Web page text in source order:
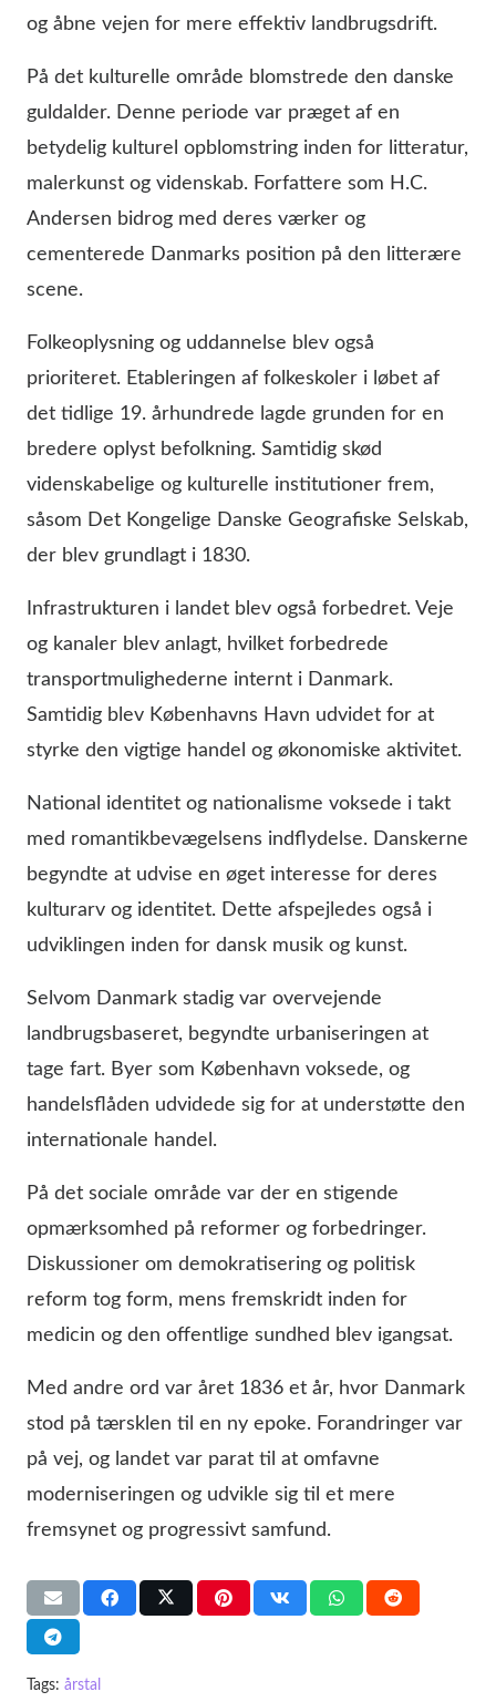
og åbne vejen for mere effektiv landbrugsdrift.
På det kulturelle område blomstrede den danske
guldalder. Denne periode var præget af en
betydelig kulturel opblomstring inden for litteratur,
malerkunst og videnskab. Forfattere som H.C.
Andersen bidrog med deres værker og
cementerede Danmarks position på den litterære
scene.
Folkeoplysning og uddannelse blev også
prioriteret. Etableringen af folkeskoler i løbet af
det tidlige 19. århundrede lagde grunden for en
bredere oplyst befolkning. Samtidig skød
videnskabelige og kulturelle institutioner frem,
såsom Det Kongelige Danske Geografiske Selskab,
der blev grundlagt i 1830.
Infrastrukturen i landet blev også forbedret. Veje
og kanaler blev anlagt, hvilket forbedrede
transportmulighederne internt i Danmark.
Samtidig blev Københavns Havn udvidet for at
styrke den vigtige handel og økonomiske aktivitet.
National identitet og nationalisme voksede i takt
med romantikbevægelsens indflydelse. Danskerne
begyndte at udvise en øget interesse for deres
kulturarv og identitet. Dette afspejledes også i
udviklingen inden for dansk musik og kunst.
Selvom Danmark stadig var overvejende
landbrugsbaseret, begyndte urbaniseringen at
tage fart. Byer som København voksede, og
handelsflåden udvidede sig for at understøtte den
internationale handel.
På det sociale område var der en stigende
opmærksomhed på reformer og forbedringer.
Diskussioner om demokratisering og politisk
reform tog form, mens fremskridt inden for
medicin og den offentlige sundhed blev igangsat.
Med andre ord var året 1836 et år, hvor Danmark
stod på tærsklen til en ny epoke. Forandringer var
på vej, og landet var parat til at omfavne
moderniseringen og udvikle sig til et mere
fremsynet og progressivt samfund.
Tags: årstal